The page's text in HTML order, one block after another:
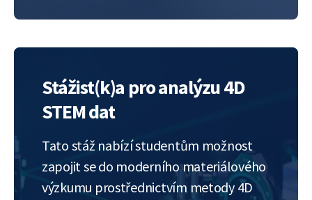
automatické segmentace, detekce a
metod na problémy…
Stážist(k)a pro analýzu 4D
STEM dat
Tato stáž nabízí studentům možnost
zapojit se do moderního materiálového
výzkumu prostřednictvím metody 4D